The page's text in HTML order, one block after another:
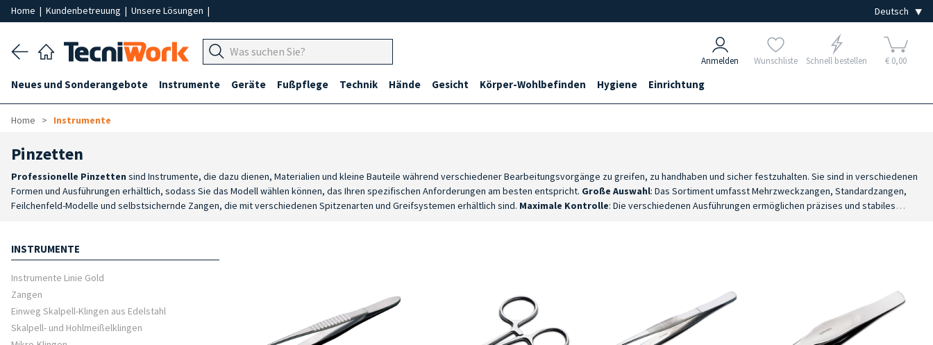
Home | Kundenbetreuung | Unsere Lösungen |
Anmelden Wunschliste Schnell bestellen € 0,00
Neues und Sonderangebote Instrumente Geräte Fußpflege Technik Hände Gesicht Körper-Wohlbefinden Hygiene Einrichtung
Home Instrumente
Pinzetten
Professionelle Pinzetten sind Instrumente, die dazu dienen, Materialien und kleine Bauteile während verschiedener Bearbeitungsvorgänge zu greifen, zu handhaben und sicher festzuhalten. Sie sind in verschiedenen
Formen und Ausführungen erhältlich, sodass Sie das Modell wählen können, das Ihren spezifischen Anforderungen am besten entspricht. Große Auswahl: Das Sortiment umfasst Mehrzweckzangen, Standardzangen,
Feilchenfeld-Modelle und selbstsichernde Zangen, die mit verschiedenen Spitzenarten und Greifsystemen erhältlich sind. Maximale Kontrolle: Die verschiedenen Ausführungen ermöglichen präzises und stabiles
Eingriff die am besten geeignete Zange auswählen.
INSTRUMENTE
Instrumente Linie Gold
Zangen
Einweg Skalpell-Klingen aus Edelstahl
Skalpell- und Hohlmeißelklingen